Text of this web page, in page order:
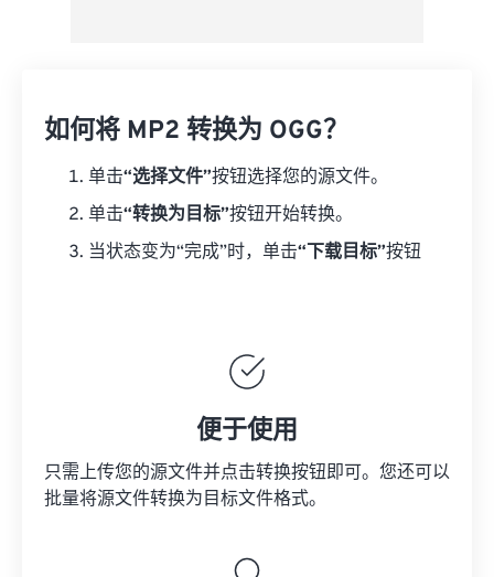
如何将 MP2 转换为 OGG？
单击“选择文件”按钮选择您的源文件。
单击“转换为目标”按钮开始转换。
当状态变为“完成”时，单击“下载目标”按钮
便于使用
只需上传您的源文件并点击转换按钮即可。您还可以
批量将源文件转换为目标文件格式。